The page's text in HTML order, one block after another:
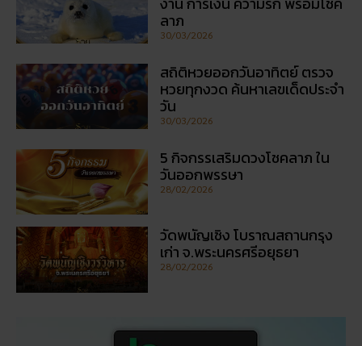
ลาภ
30/03/2026
สถิติหวยออกวันอาทิตย์ ตรวจ
หวยทุกงวด ค้นหาเลขเด็ดประจำ
วัน
30/03/2026
5 กิจกรรเสริมดวงโชคลาภ ใน
วันออกพรรษา
28/02/2026
วัดพนัญเชิง โบราณสถานกรุง
เก่า จ.พระนครศรีอยุธยา
28/02/2026